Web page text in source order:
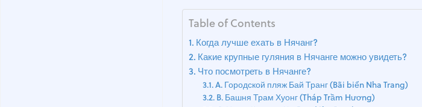
Table of Contents
Когда лучше ехать в Нячанг?
Какие крупные гуляния в Нячанге можно увидеть?
Что посмотреть в Нячанге?
A. Городской пляж Бай Транг (Bãi biển Nha Trang)
B. Башня Трам Хуонг (Tháp Trầm Hương)